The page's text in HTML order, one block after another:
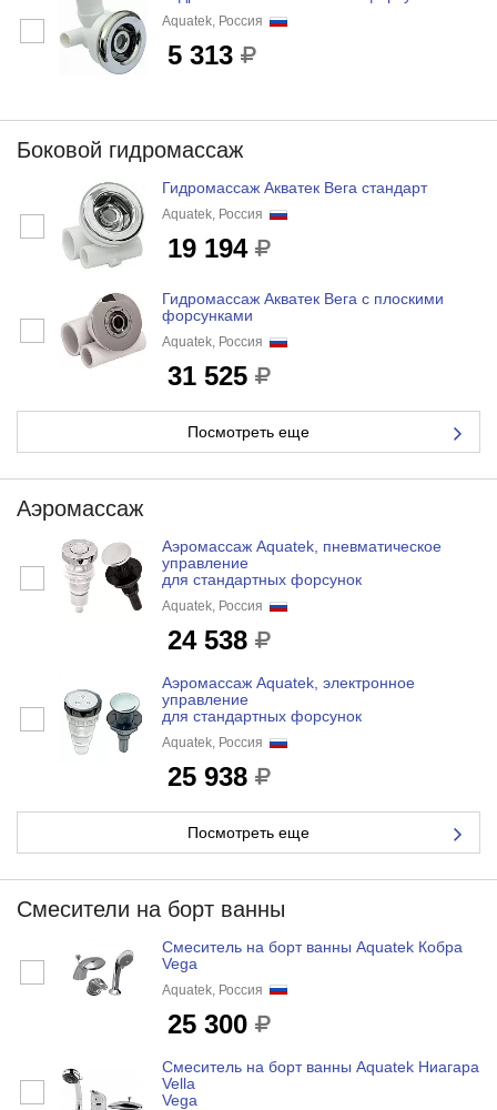
Aquatek, Россия
5 313
Боковой гидромассаж
Гидромассаж Акватек Вега стандарт
Aquatek, Россия
19 194
Гидромассаж Акватек Вега с плоскими
форсунками
Aquatek, Россия
31 525
Посмотреть еще
Аэромассаж
Аэромассаж Aquatek, пневматическое
управление
для стандартных форсунок
Aquatek, Россия
24 538
Аэромассаж Aquatek, электронное
управление
для стандартных форсунок
Aquatek, Россия
25 938
Посмотреть еще
Смесители на борт ванны
Смеситель на борт ванны Aquatek Кобра
Vega
Aquatek, Россия
25 300
Смеситель на борт ванны Aquatek Ниагара
Vella
Vega